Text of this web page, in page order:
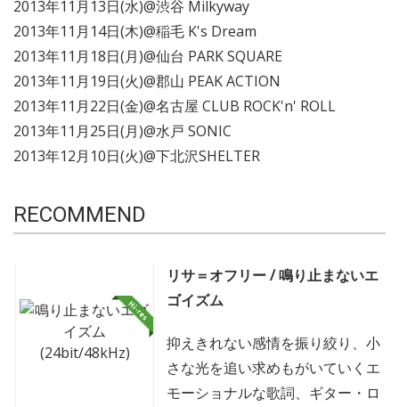
2013年11月13日(水)@渋谷 Milkyway
2013年11月14日(木)@稲毛 K's Dream
2013年11月18日(月)@仙台 PARK SQUARE
2013年11月19日(火)@郡山 PEAK ACTION
2013年11月22日(金)@名古屋 CLUB ROCK'n' ROLL
2013年11月25日(月)@水戸 SONIC
2013年12月10日(火)@下北沢SHELTER
RECOMMEND
リサ＝オフリー / 鳴り止まないエ
ゴイズム
抑えきれない感情を振り絞り、小
さな光を追い求めもがいていくエ
モーショナルな歌詞、ギター・ロ